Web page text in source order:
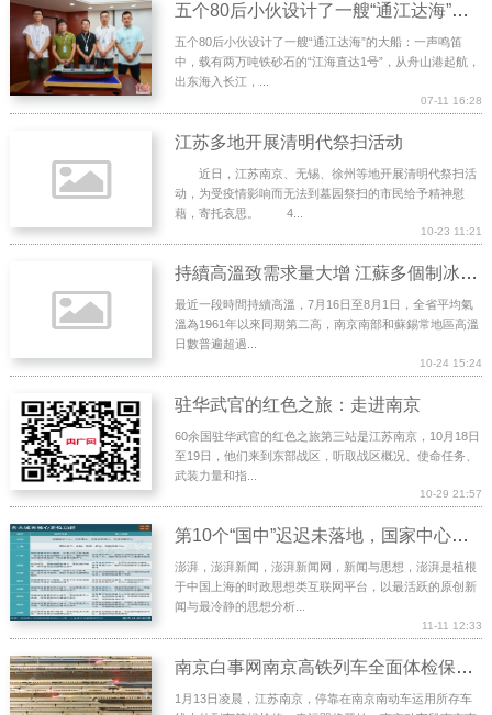
五个80后小伙设计了一艘“通江达海”的大船
五个80后小伙设计了一艘“通江达海”的大船：一声鸣笛
中，载有两万吨铁砂石的“江海直达1号”，从舟山港起航，
出东海入长江，...
07-11 16:28
江苏多地开展清明代祭扫活动
近日，江苏南京、无锡、徐州等地开展清明代祭扫活
动，为受疫情影响而无法到墓园祭扫的市民给予精神慰
藉，寄托哀思。 4...
10-23 11:21
持續高溫致需求量大增 江蘇多個制冰廠24小時生產
最近一段時間持續高溫，7月16日至8月1日，全省平均氣
溫為1961年以來同期第二高，南京南部和蘇錫常地區高溫
日數普遍超過...
10-24 15:24
驻华武官的红色之旅：走进南京
60余国驻华武官的红色之旅第三站是江苏南京，10月18日
至19日，他们来到东部战区，听取战区概况、使命任务、
武装力量和指...
10-29 21:57
第10个“国中”迟迟未落地，国家中心城市扩容就此搁浅？
澎湃，澎湃新闻，澎湃新闻网，新闻与思想，澎湃是植根
于中国上海的时政思想类互联网平台，以最活跃的原创新
闻与最冷静的思想分析...
11-11 12:33
南京白事网南京高铁列车全面体检保畅通 迎接春运安全行
1月13日凌晨，江苏南京，停靠在南京南动车运用所存车